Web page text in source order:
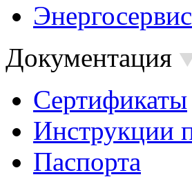
Документация
Сертификаты
Инструкции
Паспорта